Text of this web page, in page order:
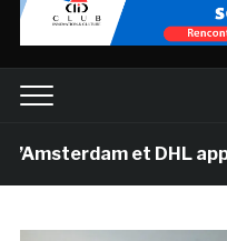
et DHL